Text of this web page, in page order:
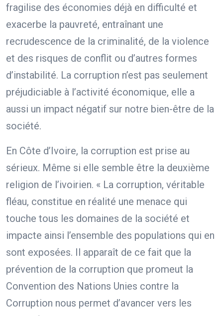
fragilise des économies déjà en difficulté et
exacerbe la pauvreté, entraînant une
recrudescence de la criminalité, de la violence
et des risques de conflit ou d’autres formes
d’instabilité. La corruption n’est pas seulement
préjudiciable à l’activité économique, elle a
aussi un impact négatif sur notre bien-être de la
société.
En Côte d’Ivoire, la corruption est prise au
sérieux. Même si elle semble être la deuxième
religion de l’ivoirien. « La corruption, véritable
fléau, constitue en réalité une menace qui
touche tous les domaines de la société et
impacte ainsi l’ensemble des populations qui en
sont exposées. Il apparaît de ce fait que la
prévention de la corruption que promeut la
Convention des Nations Unies contre la
Corruption nous permet d’avancer vers les